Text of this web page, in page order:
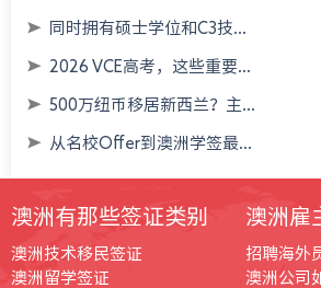
同时拥有硕士学位和C3技...
2026 VCE高考，这些重要...
500万纽币移居新西兰？主...
从名校Offer到澳洲学签最...
澳洲有那些签证类别
澳洲技术移民签证
澳洲留学签证
澳洲雇
招聘海外
澳洲公司